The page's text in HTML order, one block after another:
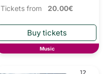
Tickets from 20.00€
Music